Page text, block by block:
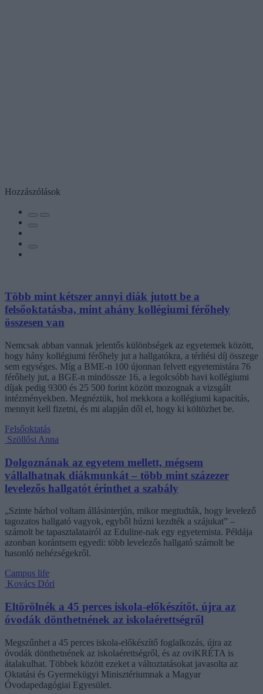
Hozzászólások
Több mint kétszer annyi diák jutott be a
felsőoktatásba, mint ahány kollégiumi férőhely
összesen van
Nemcsak abban vannak jelentős különbségek az egyetemek között,
hogy hány kollégiumi férőhely jut a hallgatókra, a térítési díj összege
sem egységes. Míg a BME-n 100 újonnan felvett egyetemistára 76
férőhely jut, a BGE-n mindössze 16, a legolcsóbb havi kollégiumi
díjak pedig 9300 és 25 500 forint között mozognak a vizsgált
intézményekben. Megnéztük, hol mekkora a kollégiumi kapacitás,
mennyit kell fizetni, és mi alapján dől el, hogy ki költözhet be.
Felsőoktatás
Szöllősi Anna
Dolgoznának az egyetem mellett, mégsem
vállalhatnak diákmunkát – több mint százezer
levelezős hallgatót érinthet a szabály
„Szinte bárhol voltam állásinterjún, mikor megtudták, hogy levelező
tagozatos hallgató vagyok, egyből húzni kezdték a szájukat” –
számolt be tapasztalatairól az Eduline-nak egy egyetemista. Példája
azonban korántsem egyedi: több levelezős hallgató számolt be
hasonló nehézségekről.
Campus life
Kovács Dóri
Eltörölnék a 45 perces iskola-előkészítőt, újra az
óvodák dönthetnének az iskolaérettségről
Megszűnhet a 45 perces iskola-előkészítő foglalkozás, újra az
óvodák dönthetnének az iskolaérettségről, és az oviKRÉTA is
átalakulhat. Többek között ezeket a változtatásokat javasolta az
Oktatási és Gyermekügyi Minisztériumnak a Magyar
Óvodapedagógiai Egyesület.